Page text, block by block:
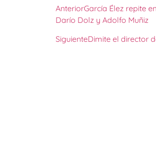
AnteriorGarcía Élez repite
Darío Dolz y Adolfo Muñiz
SiguienteDimite el director